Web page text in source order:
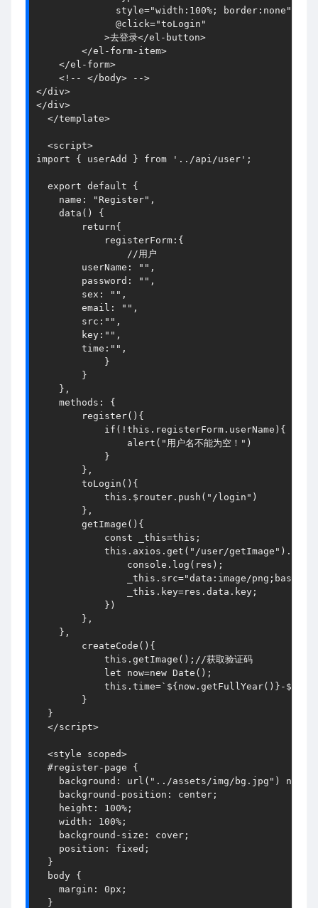
              style="width:100%; border:none"
              @click="toLogin"
            >去登录</el-button>
        </el-form-item>
    </el-form>
    <!-- </body> -->
</div>
</div>
  </template>
  <script>
import { userAdd } from '../api/user';
  export default {
    name: "Register",
    data() {
        return{
            registerForm:{
                //用户
        userName: "",
        password: "",
        sex: "",
        email: "",
        src:"",
        key:"",
        time:"",
            }
        }
    },
    methods: {
        register(){
            if(!this.registerForm.userName){
                alert("用户名不能为空！")
            }
        },
        toLogin(){
            this.$router.push("/login")
        },
        getImage(){
            const _this=this;
this.axios.get("/user/
                console.log(res);
_this.src="data:image/
                _this.key=res.data.key;
            })
        },
    },
        createCode(){
            this.getImage();//获取验证码
            let now=new Date();
this.time=`${now.getFullYear()}-
        }
  }
  </script>
  <style scoped>
  #register-page {
background: url("../assets/img/bg.jpg") no-
    background-position: center;
    height: 100%;
    width: 100%;
    background-size: cover;
    position: fixed;
  }
  body {
    margin: 0px;
  }